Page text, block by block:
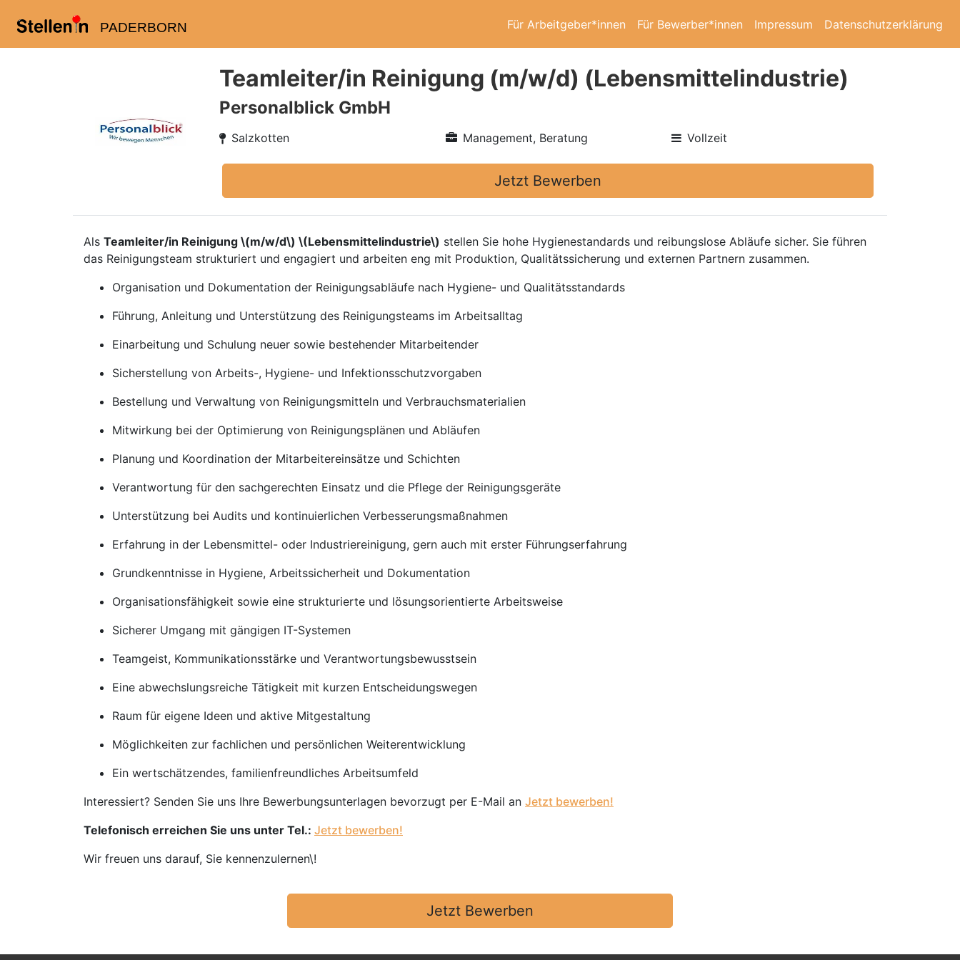
PADERBORN Für Arbeitgeber*innen Für Bewerber*innen Impressum Datenschutzerklärung
Teamleiter/in Reinigung (m/w/d) (Lebensmittelindustrie)
Personalblick GmbH
Salzkotten Management, Beratung Vollzeit
Jetzt Bewerben
Als Teamleiter/in Reinigung \(m/w/d\) \(Lebensmittelindustrie\) stellen Sie hohe Hygienestandards und reibungslose Abläufe sicher. Sie führen
das Reinigungsteam strukturiert und engagiert und arbeiten eng mit Produktion, Qualitätssicherung und externen Partnern zusammen.
Organisation und Dokumentation der Reinigungsabläufe nach Hygiene- und Qualitätsstandards
Führung, Anleitung und Unterstützung des Reinigungsteams im Arbeitsalltag
Einarbeitung und Schulung neuer sowie bestehender Mitarbeitender
Sicherstellung von Arbeits-, Hygiene- und Infektionsschutzvorgaben
Bestellung und Verwaltung von Reinigungsmitteln und Verbrauchsmaterialien
Mitwirkung bei der Optimierung von Reinigungsplänen und Abläufen
Planung und Koordination der Mitarbeitereinsätze und Schichten
Verantwortung für den sachgerechten Einsatz und die Pflege der Reinigungsgeräte
Unterstützung bei Audits und kontinuierlichen Verbesserungsmaßnahmen
Erfahrung in der Lebensmittel- oder Industriereinigung, gern auch mit erster Führungserfahrung
Grundkenntnisse in Hygiene, Arbeitssicherheit und Dokumentation
Organisationsfähigkeit sowie eine strukturierte und lösungsorientierte Arbeitsweise
Sicherer Umgang mit gängigen IT-Systemen
Teamgeist, Kommunikationsstärke und Verantwortungsbewusstsein
Eine abwechslungsreiche Tätigkeit mit kurzen Entscheidungswegen
Raum für eigene Ideen und aktive Mitgestaltung
Möglichkeiten zur fachlichen und persönlichen Weiterentwicklung
Ein wertschätzendes, familienfreundliches Arbeitsumfeld
Interessiert? Senden Sie uns Ihre Bewerbungsunterlagen bevorzugt per E-Mail an Jetzt bewerben!
Telefonisch erreichen Sie uns unter Tel.: Jetzt bewerben!
Wir freuen uns darauf, Sie kennenzulernen\!
Jetzt Bewerben